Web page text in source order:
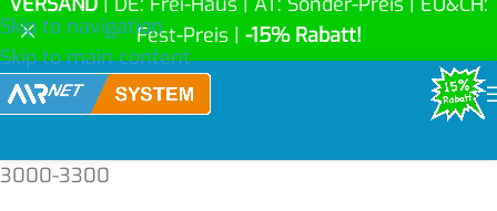
Skip to navigation
Skip to main content
Fest-Preis | -15% Rabatt!
3000-3300